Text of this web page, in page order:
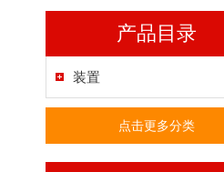
产品目录
装置
点击更多分类